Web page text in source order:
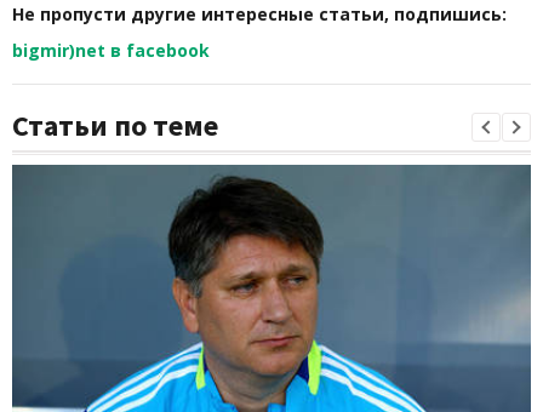
Не пропусти другие интересные статьи, подпишись:
bigmir)net в facebook
Статьи по теме